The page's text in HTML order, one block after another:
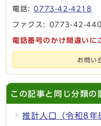
電話:0773-42-4218
ファクス: 0773-42-
電話番号のかけ間違いに
お問い
この記事と同じ分類の
推計人口（令和8年